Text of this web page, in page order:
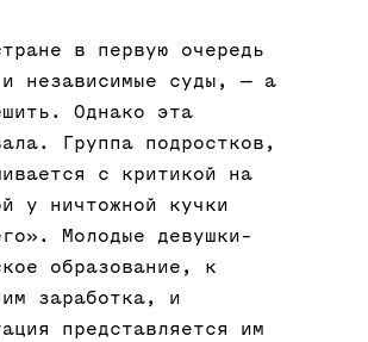
в первую очередь
и независимые суды, — а
Однако эта
Группа подростков,
с критикой на
у ничтожной кучки
Молодые девушки-
образование, к
заработка, и
представляется им